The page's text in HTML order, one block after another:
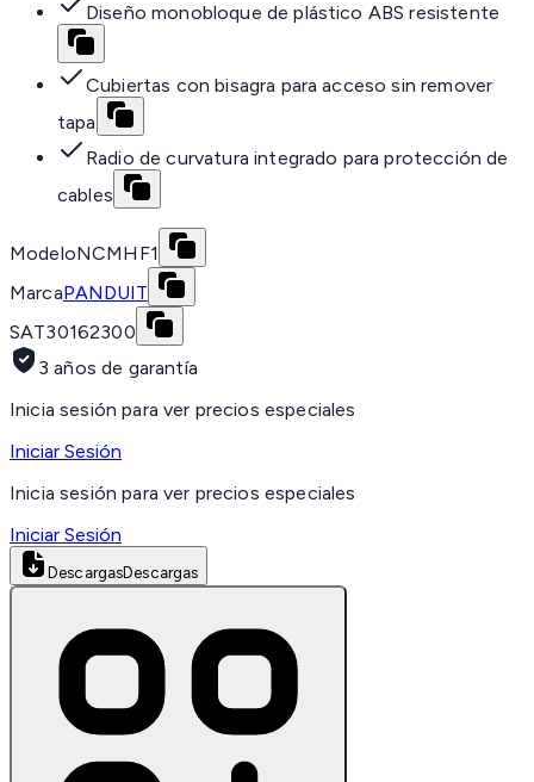
Diseño monobloque de plástico ABS resistente
Cubiertas con bisagra para acceso sin remover
tapa
Radio de curvatura integrado para protección de
cables
ModeloNCMHF1
MarcaPANDUIT
SAT30162300
3 años de garantía
Inicia sesión para ver precios especiales
Iniciar Sesión
Inicia sesión para ver precios especiales
Iniciar Sesión
DescargasDescargas